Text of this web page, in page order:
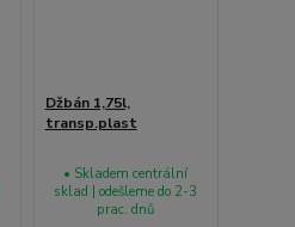
Džbán 1,75l,
transp.plast
• Skladem centrální
sklad | odešleme do 2-3
prac. dnů